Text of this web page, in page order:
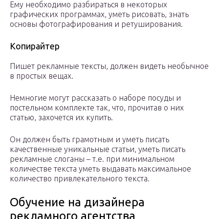
Ему необходимо разбираться в некоторых
графических программах, уметь рисовать, знать
основы фотографирования и ретуширования.
Копирайтер
Пишет рекламные тексты, должен видеть необычное
в простых вещах.
Немногие могут рассказать о наборе посуды и
постельном комплекте так, что, прочитав о них
статью, захочется их купить.
Он должен быть грамотным и уметь писать
качественные уникальные статьи, уметь писать
рекламные слоганы – т.е. при минимальном
количестве текста уметь выдавать максимальное
количество привлекательного текста.
Обучение на дизайнера
рекламного агентства